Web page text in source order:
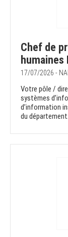
Chef de
humaines
17/07/2026 -
Votre pôle /
systèmes
d’information
du